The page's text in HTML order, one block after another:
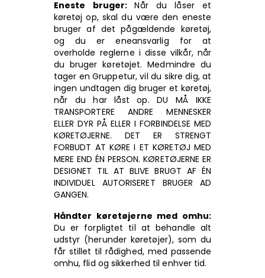
Eneste bruger:Når du låser et
køretøj op, skal du være den eneste
bruger af det pågældende køretøj,
og du er eneansvarlig for at
overholde reglerne i disse vilkår, når
du bruger køretøjet. Medmindre du
tager en Gruppetur, vil du sikre dig, at
ingen undtagen dig bruger et køretøj,
når du har låst op. DU MÅ IKKE
TRANSPORTERE ANDRE MENNESKER
ELLER DYR PÅ ELLER I FORBINDELSE MED
KØRETØJERNE. DET ER STRENGT
FORBUDT AT KØRE I ET KØRETØJ MED
MERE END ÉN PERSON. KØRETØJERNE ER
DESIGNET TIL AT BLIVE BRUGT AF ÉN
INDIVIDUEL AUTORISERET BRUGER AD
GANGEN.
Håndter køretøjerne med omhu:
Du er forpligtet til at behandle alt
udstyr (herunder køretøjer), som du
får stillet til rådighed, med passende
omhu, flid og sikkerhed til enhver tid.